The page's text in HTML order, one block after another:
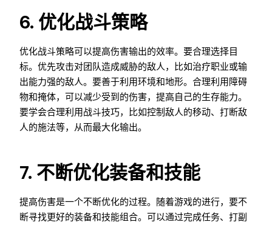
6. 优化战斗策略
优化战斗策略可以提高伤害输出的效率。要合理选择目
标。优先攻击对团队造成威胁的敌人，比如治疗职业或输
出能力强的敌人。要善于利用环境和地形。合理利用障碍
物和掩体，可以减少受到的伤害，提高自己的生存能力。
要学会合理利用战斗技巧，比如控制敌人的移动、打断敌
人的施法等，从而最大化输出。
7. 不断优化装备和技能
提高伤害是一个不断优化的过程。随着游戏的进行，要不
断寻找更好的装备和技能组合。可以通过完成任务、打副